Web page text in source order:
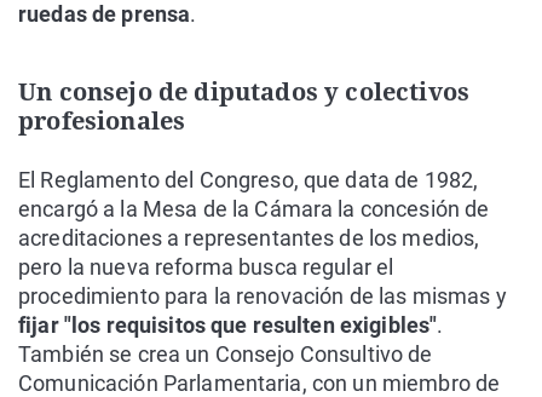
ruedas de prensa.
Un consejo de diputados y colectivos
profesionales
El Reglamento del Congreso, que data de 1982,
encargó a la Mesa de la Cámara la concesión de
acreditaciones a representantes de los medios,
pero la nueva reforma busca regular el
procedimiento para la renovación de las mismas y
fijar "los requisitos que resulten exigibles".
También se crea un Consejo Consultivo de
Comunicación Parlamentaria, con un miembro de